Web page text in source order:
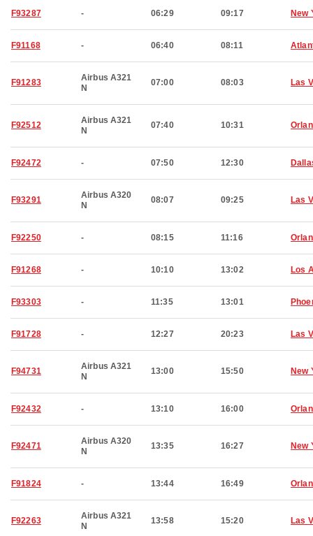
F93287 - 06:29 09:17 New
F91168 - 06:40 08:11
F91283
Airbus A321
N
07:00 08:03 Las
F92512
Airbus A321
N
07:40 10:31
F92472 - 07:50 12:30
F93291
Airbus A320
N
08:07 09:25 Las
F92250 - 08:15 11:16
F91268 - 10:10 13:02 Los
F93303 - 11:35 13:01
F91728 - 12:27 20:23 Las
F94731
Airbus A321
N
13:00 15:50 New
F92432 - 13:10 16:00
F92471
Airbus A320
N
13:35 16:27 New
F91824 - 13:44 16:49
F92263
Airbus A321
N
13:58 15:20 Las